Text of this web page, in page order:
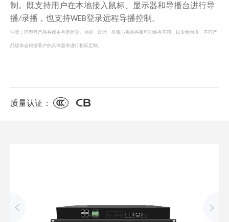
制。既支持用户在本地接入鼠标、显示器和导播台进行导
播/录播，也支持WEB登录远程导播控制。
注意： 同型号产品各版本有所差异。功能、设计、外观与规格各版可能略有不同。以实物为准，不同产
品版本会根据客户的具体需求进行相应定制。
质量认证：